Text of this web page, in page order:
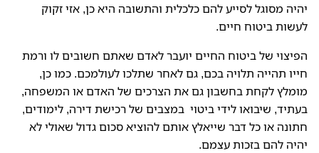
יהיה מסוגל לסייע להם כלכלית והתשובה היא כן, אזי זקוק
לעשות ביטוח חיים.
הפיצוי של ביטוח החיים יועבר לאדם שאתם חשובים לו ורמת
חייו תהייה תלויה בכם, גם לאחר שתלכו לעולמכם. כמו כן,
מומלץ לקחת בחשבון גם את הצרכים של האדם או המשפחה,
בעתיד, שיבואו לידי ביטוי במצבים של רכישת דירה, לימודים,
חתונה או כל דבר שייאלץ אותם להוציא סכום גדול שאולי לא
יהיה להם בזכות עצמם.